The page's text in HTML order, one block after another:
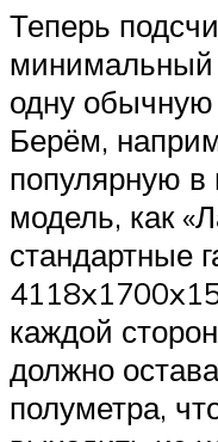
Теперь
минимальный
одну
Берём,
популярную
модель, как
стандартные
каждой
должно
полуметра,